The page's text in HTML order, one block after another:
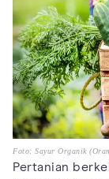
Foto: Sayur Organik
Pertanian